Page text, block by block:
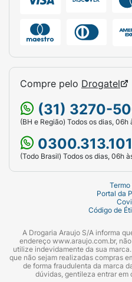
Compre pelo Drogatel
(31) 3270-
(BH e Região) Todos os dias, 06h
(Todo Brasil) Todos os dias, 06h
Termo
Portal da
Código de
A Drogaria Araujo S/A informa
endereço www.araujo.com.br,
utilize indevidamente da sua
que não sejam realizadas compras
de forma fraudulenta da marca
dúvidas, gentileza entrar